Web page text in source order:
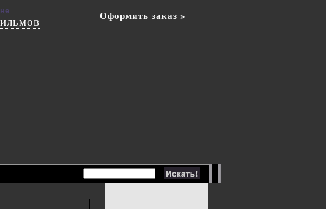
Оформить заказ »